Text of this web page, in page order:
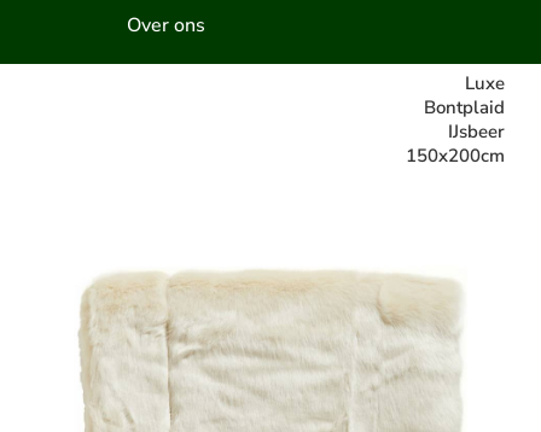
Over ons
Luxe
Bontplaid
IJsbeer
150x200cm